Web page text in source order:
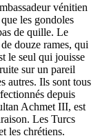
vénitien
les gondoles
de quille. Le
douze rames, qui
le seul qui jouisse
sur un pareil
autres. Ils sont tous
depuis
Achmet III, est
Les Turcs
les chrétiens.